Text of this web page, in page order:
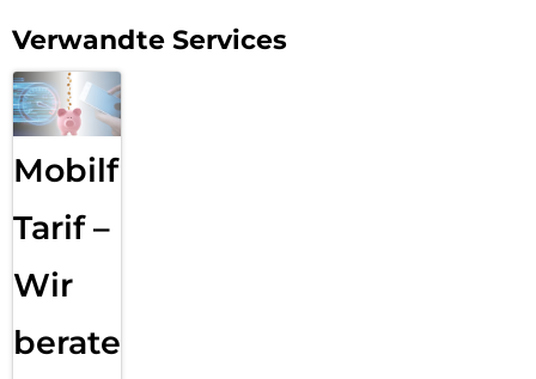
Verwandte Services
Mobilfunk
Tarif –
Wir
beraten